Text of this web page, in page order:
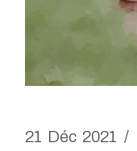
21 Déc 2021